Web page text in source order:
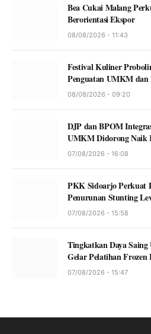
Bea Cukai Malang
Berorientasi Ekspor
08/08/2026 - 11:43
Festival Kuliner
Penguatan UMKM dan
08/08/2026 - 09:20
DJP dan BPOM
UMKM Didorong Naik
07/08/2026 - 16:08
PKK Sidoarjo Perkuat
Penurunan Stunting
07/08/2026 - 15:58
Tingkatkan Daya
Gelar Pelatihan Frozen
07/08/2026 - 15:47